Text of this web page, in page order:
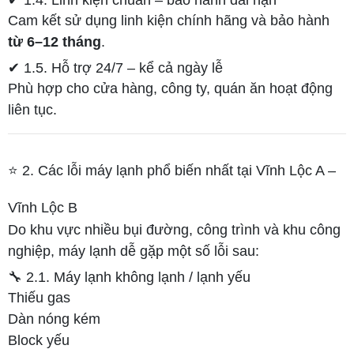
Cam kết sử dụng linh kiện chính hãng và bảo hành
từ 6–12 tháng.
✔ 1.5. Hỗ trợ 24/7 – kể cả ngày lễ
Phù hợp cho cửa hàng, công ty, quán ăn hoạt động
liên tục.
⭐ 2. Các lỗi máy lạnh phổ biến nhất tại Vĩnh Lộc A –
Vĩnh Lộc B
Do khu vực nhiều bụi đường, công trình và khu công
nghiệp, máy lạnh dễ gặp một số lỗi sau:
🔧 2.1. Máy lạnh không lạnh / lạnh yếu
Thiếu gas
Dàn nóng kém
Block yếu